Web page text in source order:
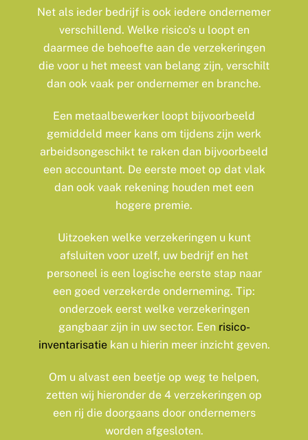
Net als ieder bedrijf is ook iedere ondernemer
verschillend. Welke risico’s u loopt en
daarmee de behoefte aan de verzekeringen
die voor u het meest van belang zijn, verschilt
dan ook vaak per ondernemer en branche.
Een metaalbewerker loopt bijvoorbeeld
gemiddeld meer kans om tijdens zijn werk
arbeidsongeschikt te raken dan bijvoorbeeld
een accountant. De eerste moet op dat vlak
dan ook vaak rekening houden met een
hogere premie.
Uitzoeken welke verzekeringen u kunt
afsluiten voor uzelf, uw bedrijf en het
personeel is een logische eerste stap naar
een goed verzekerde onderneming. Tip:
onderzoek eerst welke verzekeringen
gangbaar zijn in uw sector. Eenrisico-
inventarisatie kan u hierin meer inzicht geven.
Om u alvast een beetje op weg te helpen,
zetten wij hieronder de 4 verzekeringen op
een rij die doorgaans door ondernemers
worden afgesloten.